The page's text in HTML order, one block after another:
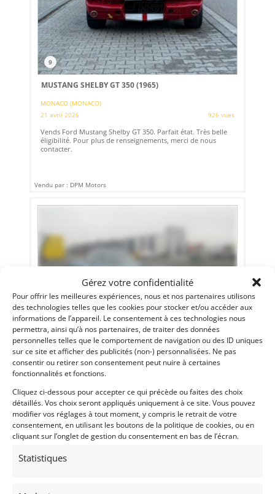
Gérez votre confidentialité
Pour offrir les meilleures expériences, nous et nos partenaires utilisons
des technologies telles que les cookies pour stocker et/ou accéder aux
informations de l’appareil. Le consentement à ces technologies nous
permettra, ainsi qu’à nos partenaires, de traiter des données
personnelles telles que le comportement de navigation ou des ID uniques
sur ce site et afficher des publicités (non-) personnalisées. Ne pas
consentir ou retirer son consentement peut nuire à certaines
fonctionnalités et fonctions.
Cliquez ci-dessous pour accepter ce qui précède ou faites des choix
détaillés. Vos choix seront appliqués uniquement à ce site. Vous pouvez
modifier vos réglages à tout moment, y compris le retrait de votre
consentement, en utilisant les boutons de la politique de cookies, ou en
cliquant sur l’onglet de gestion du consentement en bas de l’écran.
Statistiques
9
MUSTANG SHELBY GT 350 (1965)
MONACO (MONACO)
21 avril 2026
926 vues
Vends Ford Mustang Shelby GT 350. Parfait état. Très belle
éligibilité. Pour plus de renseignements, merci de nous
contacter.
Vendu par : DPM Motors
10
CORVETTE C2 FIA 1965 (1965)[VENDU]
10 octobre 2024
619 vues
Vends Corvette C2 FIA de 1965. Restaurée "on the button".
100% conforme à sa fiche FIA. Prête à rouler. Eligibilité
fantastique !
Vendu par : Classic Racing Experience